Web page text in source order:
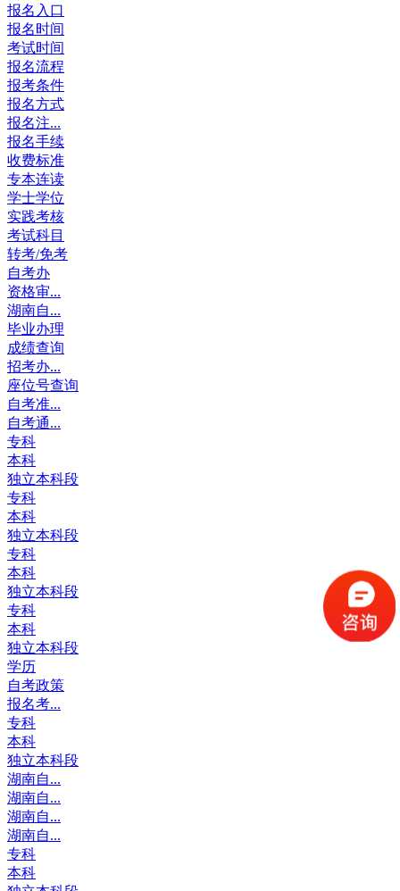
报名入口
报名时间
考试时间
报名流程
报考条件
报名方式
报名注...
报名手续
收费标准
专本连读
学士学位
实践考核
考试科目
转考/免考
自考办
资格审...
湖南自...
毕业办理
成绩查询
招考办...
座位号查询
自考准...
自考通...
专科
本科
独立本科段
专科
本科
独立本科段
专科
本科
独立本科段
专科
本科
独立本科段
学历
自考政策
报名考...
专科
本科
独立本科段
湖南自...
湖南自...
湖南自...
湖南自...
专科
本科